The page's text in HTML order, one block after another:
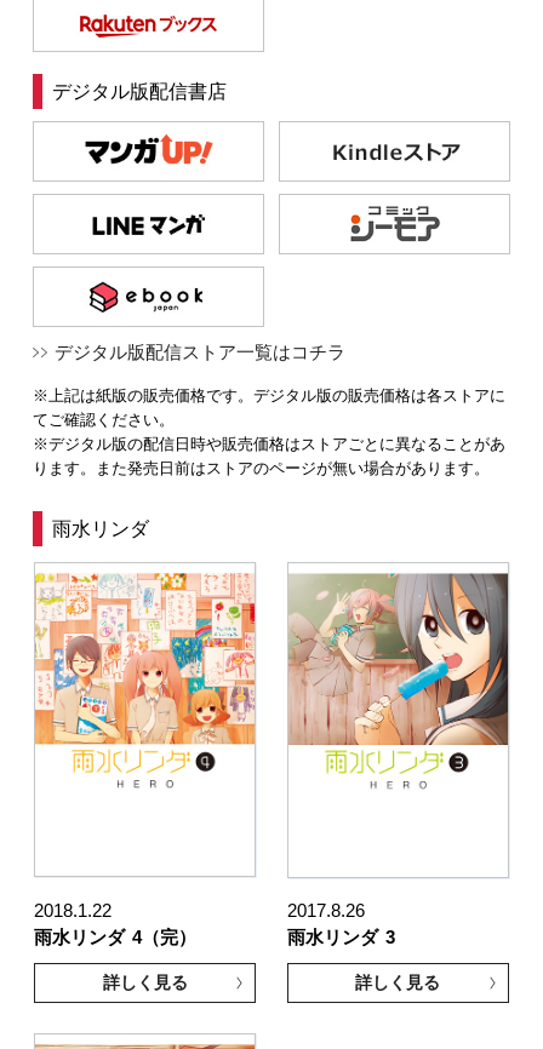
デジタル版配信書店
デジタル版配信ストア一覧はコチラ
※上記は紙版の販売価格です。デジタル版の販売価格は各ストアに
てご確認ください。
※デジタル版の配信日時や販売価格はストアごとに異なることがあ
ります。また発売日前はストアのページが無い場合があります。
雨水リンダ
2018.1.22
雨水リンダ 4（完）
詳しく見る
2017.8.26
雨水リンダ 3
詳しく見る